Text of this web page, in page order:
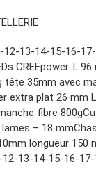
:
12-13-14-15-16-
CREEpower.
tête 35mm avec
extra plat 26 mm
fibre
– 18
longueur 150
13-14-15-16-